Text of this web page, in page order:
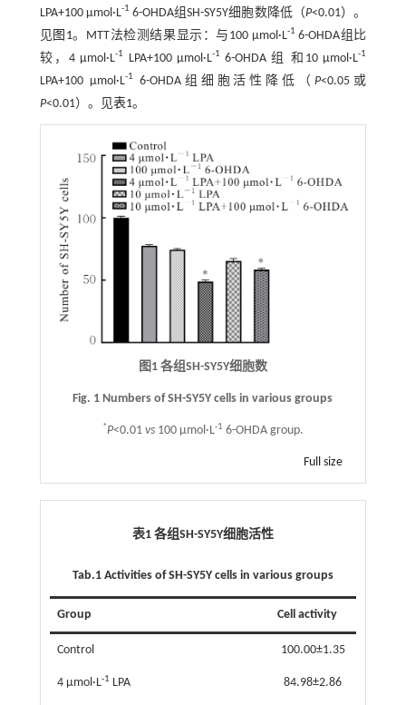
LPA+100 μmol·L-1 6-OHDA组SH-SY5Y细胞数降低（P<0.01）。
见图1。MTT法检测结果显示：与100 μmol·L-1 6-OHDA组比
较，4 μmol·L-1 LPA+100 μmol·L-1 6-OHDA 组 和10 μmol·L-1
LPA+100 μmol·L-1 6-OHDA组细胞活性降低（P<0.05或
P<0.01）。见表1。
图1 各组SH-SY5Y细胞数
Fig. 1 Numbers of SH-SY5Y cells in various groups
*P<0.01 vs100 μmol·L-1 6-OHDA group.
Full size
表1 各组SH-SY5Y细胞活性
Tab.1 Activities of SH-SY5Y cells in various groups
Group Cell activity
Control 100.00±1.35
4 μmol·L-1 LPA 84.98±2.86